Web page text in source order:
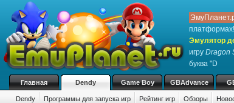
платформах!
Эмулятор
игру Dragon
буква "D
Главная Dendy Game Boy GBAdvance
Dendy Программы для запуска игр Рейтинг игр Обзоры